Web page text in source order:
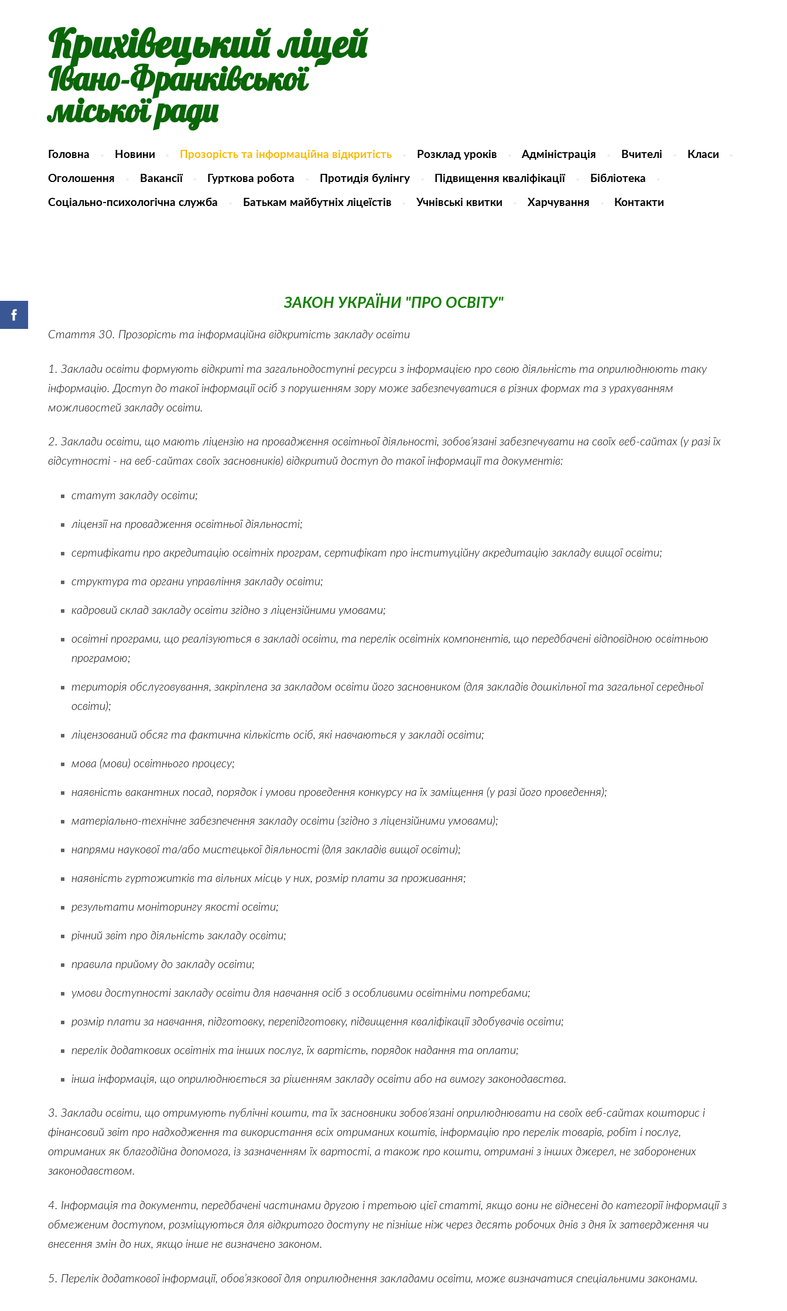
Крихівецький ліцей
Івано-Франківської
міської ради
Головна Новини Прозорість та інформаційна відкритість Розклад уроків Адміністрація Вчителі
Класи
Оголошення
Вакансії Гурткова робота Протидія булінгу Підвищення кваліфікації
Бібліотека
Соціально-психологічна служба
Батькам майбутніх ліцеїстів Учнівські квитки Харчування Контакти
ЗАКОН УКРАЇНИ "ПРО ОСВІТУ"
Стаття 30. Прозорість та інформаційна відкритість закладу освіти
1. Заклади освіти формують відкриті та загальнодоступні ресурси з інформацією про свою діяльність та оприлюднюють таку
інформацію. Доступ до такої інформації осіб з порушенням зору може забезпечуватися в різних формах та з урахуванням
можливостей закладу освіти.
2. Заклади освіти, що мають ліцензію на провадження освітньої діяльності, зобов’язані забезпечувати на своїх веб-сайтах (у разі їх
відсутності - на веб-сайтах своїх засновників) відкритий доступ до такої інформації та документів:
статут закладу освіти;
ліцензії на провадження освітньої діяльності;
сертифікати про акредитацію освітніх програм, сертифікат про інституційну акредитацію закладу вищої освіти;
структура та органи управління закладу освіти;
кадровий склад закладу освіти згідно з ліцензійними умовами;
освітні програми, що реалізуються в закладі освіти, та перелік освітніх компонентів, що передбачені відповідною освітньою
програмою;
територія обслуговування, закріплена за закладом освіти його засновником (для закладів дошкільної та загальної середньої
освіти);
ліцензований обсяг та фактична кількість осіб, які навчаються у закладі освіти;
мова (мови) освітнього процесу;
наявність вакантних посад, порядок і умови проведення конкурсу на їх заміщення (у разі його проведення);
матеріально-технічне забезпечення закладу освіти (згідно з ліцензійними умовами);
напрями наукової та/або мистецької діяльності (для закладів вищої освіти);
наявність гуртожитків та вільних місць у них, розмір плати за проживання;
результати моніторингу якості освіти;
річний звіт про діяльність закладу освіти;
правила прийому до закладу освіти;
умови доступності закладу освіти для навчання осіб з особливими освітніми потребами;
розмір плати за навчання, підготовку, перепідготовку, підвищення кваліфікації здобувачів освіти;
перелік додаткових освітніх та інших послуг, їх вартість, порядок надання та оплати;
інша інформація, що оприлюднюється за рішенням закладу освіти або на вимогу законодавства.
3. Заклади освіти, що отримують публічні кошти, та їх засновники зобов’язані оприлюднювати на своїх веб-сайтах кошторис і
фінансовий звіт про надходження та використання всіх отриманих коштів, інформацію про перелік товарів, робіт і послуг,
отриманих як благодійна допомога, із зазначенням їх вартості, а також про кошти, отримані з інших джерел, не заборонених
законодавством.
4. Інформація та документи, передбачені частинами другою і третьою цієї статті, якщо вони не віднесені до категорії інформації з
обмеженим доступом, розміщуються для відкритого доступу не пізніше ніж через десять робочих днів з дня їх затвердження чи
внесення змін до них, якщо інше не визначено законом.
5. Перелік додаткової інформації, обов’язкової для оприлюднення закладами освіти, може визначатися спеціальними законами.